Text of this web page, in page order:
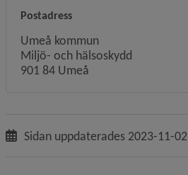
Postadress
Umeå kommun
Miljö- och hälsoskydd
901 84 Umeå
Sidan uppdaterades 2023-11-02